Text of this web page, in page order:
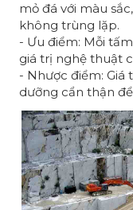
mỏ đá với màu
không trùng lặp.
- Ưu điểm: Mỗi
giá trị nghệ thuật
- Nhược điểm:
dưỡng cẩn thận